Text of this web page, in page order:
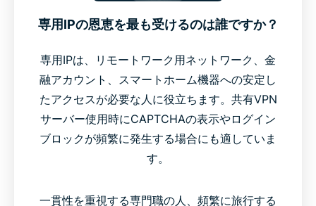
専用IPの恩恵を最も受けるのは誰ですか？
専用IPは、リモートワーク用ネットワーク、金
融アカウント、スマートホーム機器への安定し
たアクセスが必要な人に役立ちます。共有VPN
サーバー使用時にCAPTCHAの表示やログイン
ブロックが頻繁に発生する場合にも適していま
す。
一貫性を重視する専門職の人、頻繁に旅行する